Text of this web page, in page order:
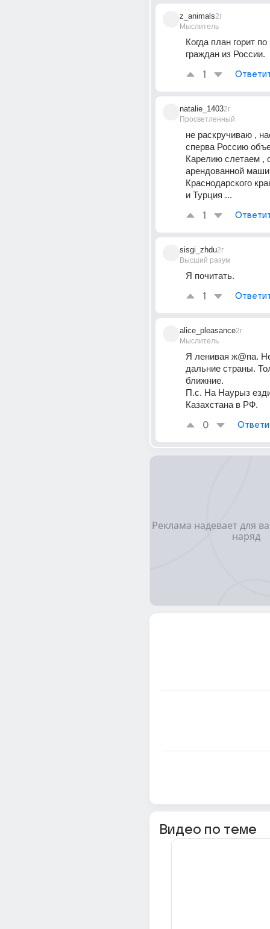
z_animals
Мыслитель
2г
Когда план горит
граждан из России.
1
natalie_1403
Просветленный
2г
не раскручиваю ,
сперва Россию
Карелию слетаем ,
арендованной
Краснодарского
и Турция ...
1
sisgi_zhdu
Высший разум
2г
Я почитать.
1
alice_pleasance
Мыслитель
2г
Я ленивая ж@па.
дальние страны.
ближние.
П.с. На Наурыз
Казахстана в РФ.
0
Видео по теме